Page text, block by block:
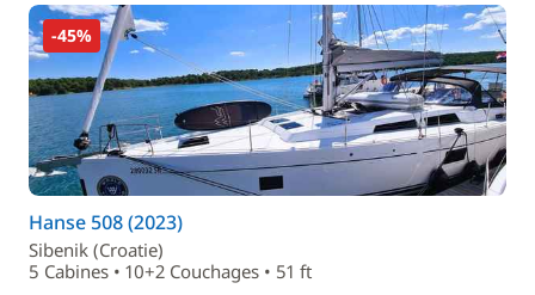
-45%
Hanse 508 (2023)
Sibenik (Croatie)
5 Cabines • 10+2 Couchages • 51 ft